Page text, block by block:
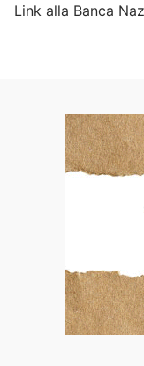
Link alla Banca